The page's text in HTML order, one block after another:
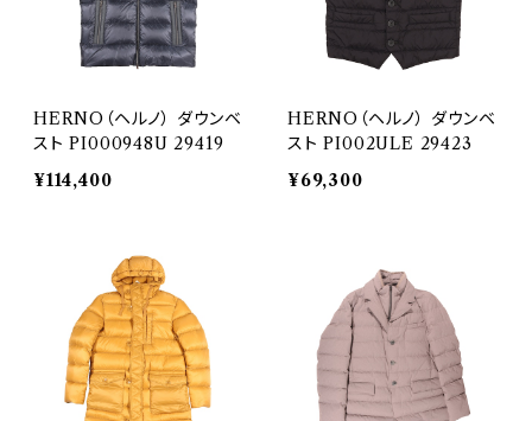
HERNO（ヘルノ） ダウンベ
スト PI000948U 29419
¥114,400
HERNO（ヘルノ） ダウンベ
スト PI002ULE 29423
¥69,300